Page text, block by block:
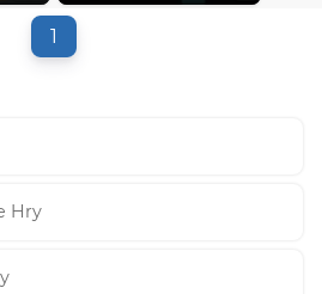
1
Hry